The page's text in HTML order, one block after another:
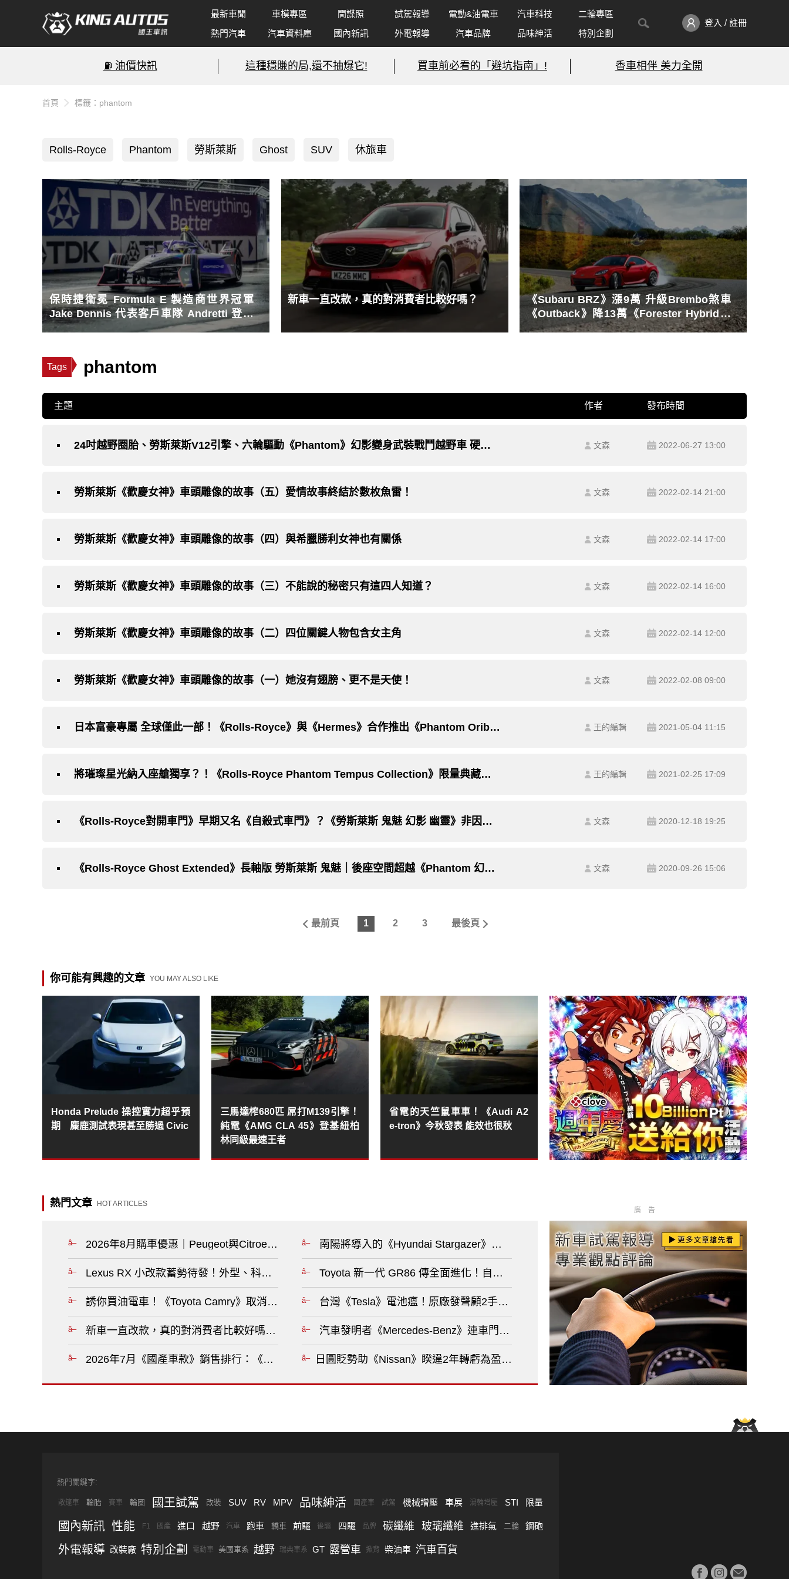
最新車聞 車模專區 間諜照 試駕報導 電動&油電車 汽車科技
二輪專區
熱門汽車
汽車資料庫 國內新訊 外電報導 汽車品牌 品味紳活 特別企劃
登入 / 註冊
⛽️ 油價快訊 這種穩賺的局,還不抽爆它! 買車前必看的「避坑指南」! 香車相伴 美力全開
首頁 標籤：phantom
Rolls-Royce Phantom 勞斯萊斯 Ghost SUV 休旅車
保時捷衛冕 Formula E 製造商世界冠軍
Jake Dennis 代表客戶車隊 Andretti 登上
頒獎台
新車一直改款，真的對消費者比較好嗎？
《Subaru BRZ》漲9萬 升級Brembo煞車
《Outback》降13萬《Forester Hybrid》
升級5年保固
Tags phantom
主題 作者 發布時間
24吋越野圈胎、勞斯萊斯V12引擎、六輪驅動《Phantom》幻影變身武裝戰鬥越野車 硬起來！ 文森 2022-06-27 13:00
勞斯萊斯《歡慶女神》車頭雕像的故事（五）愛情故事終結於數枚魚雷！ 文森 2022-02-14 21:00
勞斯萊斯《歡慶女神》車頭雕像的故事（四）與希臘勝利女神也有關係 文森 2022-02-14 17:00
勞斯萊斯《歡慶女神》車頭雕像的故事（三）不能說的秘密只有這四人知道？ 文森 2022-02-14 16:00
勞斯萊斯《歡慶女神》車頭雕像的故事（二）四位關鍵人物包含女主角 文森 2022-02-14 12:00
勞斯萊斯《歡慶女神》車頭雕像的故事（一）她沒有翅膀、更不是天使！ 文森 2022-02-08 09:00
日本富豪專屬 全球僅此一部！《Rolls-Royce》與《Hermes》合作推出《Phantom Oribe》專屬訂製版 王的編輯 2021-05-04 11:15
將璀璨星光納入座艙獨享？！《Rolls-Royce Phantom Tempus Collection》限量典藏版 全球僅有20台 王的編輯 2021-02-25 17:09
《Rolls-Royce對開車門》早期又名《自殺式車門》？《勞斯萊斯 鬼魅 幻影 幽靈》非因此得名！ 文森 2020-12-18 19:25
《Rolls-Royce Ghost Extended》長軸版 勞斯萊斯 鬼魅｜後座空間超越《Phantom 幻影》 文森 2020-09-26 15:06
最前頁 1 2 3 最後頁
你可能有興趣的文章 YOU MAY ALSO LIKE
Honda Prelude 操控實力超乎預
期 麋鹿測試表現甚至勝過 Civic
三馬達榨680匹 屌打M139引擎！
純電《AMG CLA 45》登基紐柏
林同級最速王者
省電的天竺鼠車車！《Audi A2
e-tron》今秋發表 能效也很秋
熱門文章 HOT ARTICLES
2026年8月購車優惠｜Peugeot與Citroen全車系升級5年原廠保固 再抽晶華住宿券?
Lexus RX 小改款蓄勢待發！外型、科技、油電全面升級，售價也可能調漲?
誘你買油電車！《Toyota Camry》取消入門油車 與油電車價差僅2萬 RAV4油電更划算？！?
新車一直改款，真的對消費者比較好嗎？?
2026年7月《國產車款》銷售排行：《Hyundai Tucson 》還是賣不贏《Kia Sportage》！Toyota Corolla Cross創單月新高?
南陽將導入的《Hyundai Stargazer》在印尼降價 入手門檻約台幣43.2萬元?
Toyota 新一代 GR86 傳全面進化！自主開發、300 匹馬力，性能再升級?
台灣《Tesla》電池瘟！原廠發聲顧2手車價 免費更換新電池、補償方案與代步車升級?
汽車發明者《Mercedes-Benz》連車門都搞不定！美國召回逾31萬輛?
日圓貶勢助《Nissan》睽違2年轉虧為盈！市場仍有挑戰 下修銷量目標?
廣告
熱門關鍵字:
敞篷車 輪胎 賽車 輪圈 國王試駕 改裝 SUV RV MPV 品味紳活 國產車 試駕 機械增壓 車展 渦輪增壓 STI 限量
國內新訊 性能 F1 國產 進口 越野 汽車 跑車 轎車 前驅 後驅 四驅 品牌 碳纖維 玻璃纖維 進排氣 二輪 鋼砲
外電報導 改裝廠 特別企劃 電動車 美國車系 越野 瑞典車系 GT 露營車 掀背 柴油車 汽車百貨